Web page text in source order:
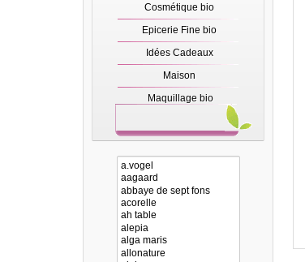
Cosmétique bio
Epicerie Fine bio
Idées Cadeaux
Maison
Maquillage bio